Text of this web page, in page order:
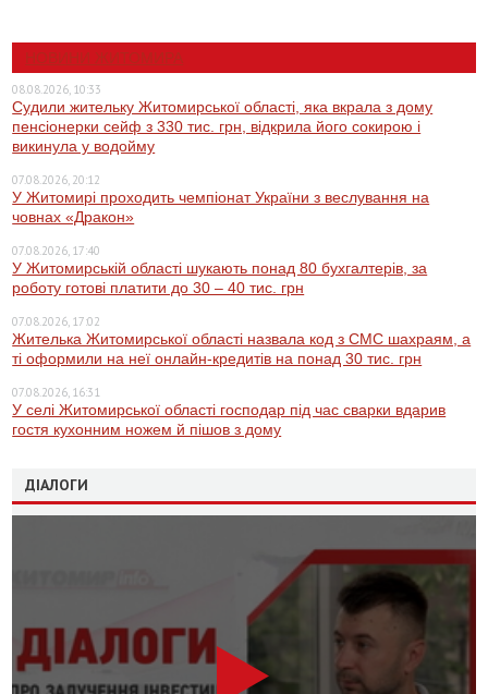
НОВИНИ ЖИТОМИРА
08.08.2026, 10:33
Судили жительку Житомирської області, яка вкрала з дому
пенсіонерки сейф з 330 тис. грн, відкрила його сокирою і
викинула у водойму
07.08.2026, 20:12
У Житомирі проходить чемпіонат України з веслування на
човнах «Дракон»
07.08.2026, 17:40
У Житомирській області шукають понад 80 бухгалтерів, за
роботу готові платити до 30 – 40 тис. грн
07.08.2026, 17:02
Жителька Житомирської області назвала код з СМС шахраям, а
ті оформили на неї онлайн-кредитів на понад 30 тис. грн
07.08.2026, 16:31
У селі Житомирської області господар під час сварки вдарив
гостя кухонним ножем й пішов з дому
ДІАЛОГИ